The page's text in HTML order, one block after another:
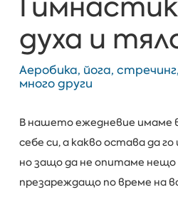
духа и
Аеробика, йога,
много други
В нашето ежедневие имаме
себе си, а какво остава да
но защо да не опитаме нещо
презареждащо по време на